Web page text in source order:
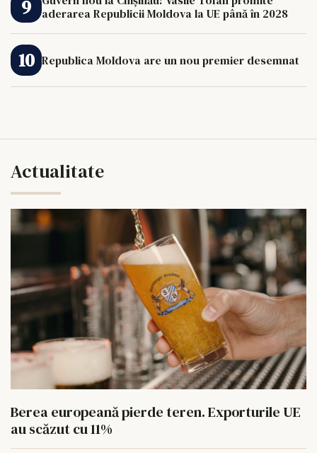
aderarea Republicii Moldova la UE până în 2028
Republica Moldova are un nou premier desemnat
Actualitate
Berea europeană pierde teren. Exporturile UE
au scăzut cu 11%